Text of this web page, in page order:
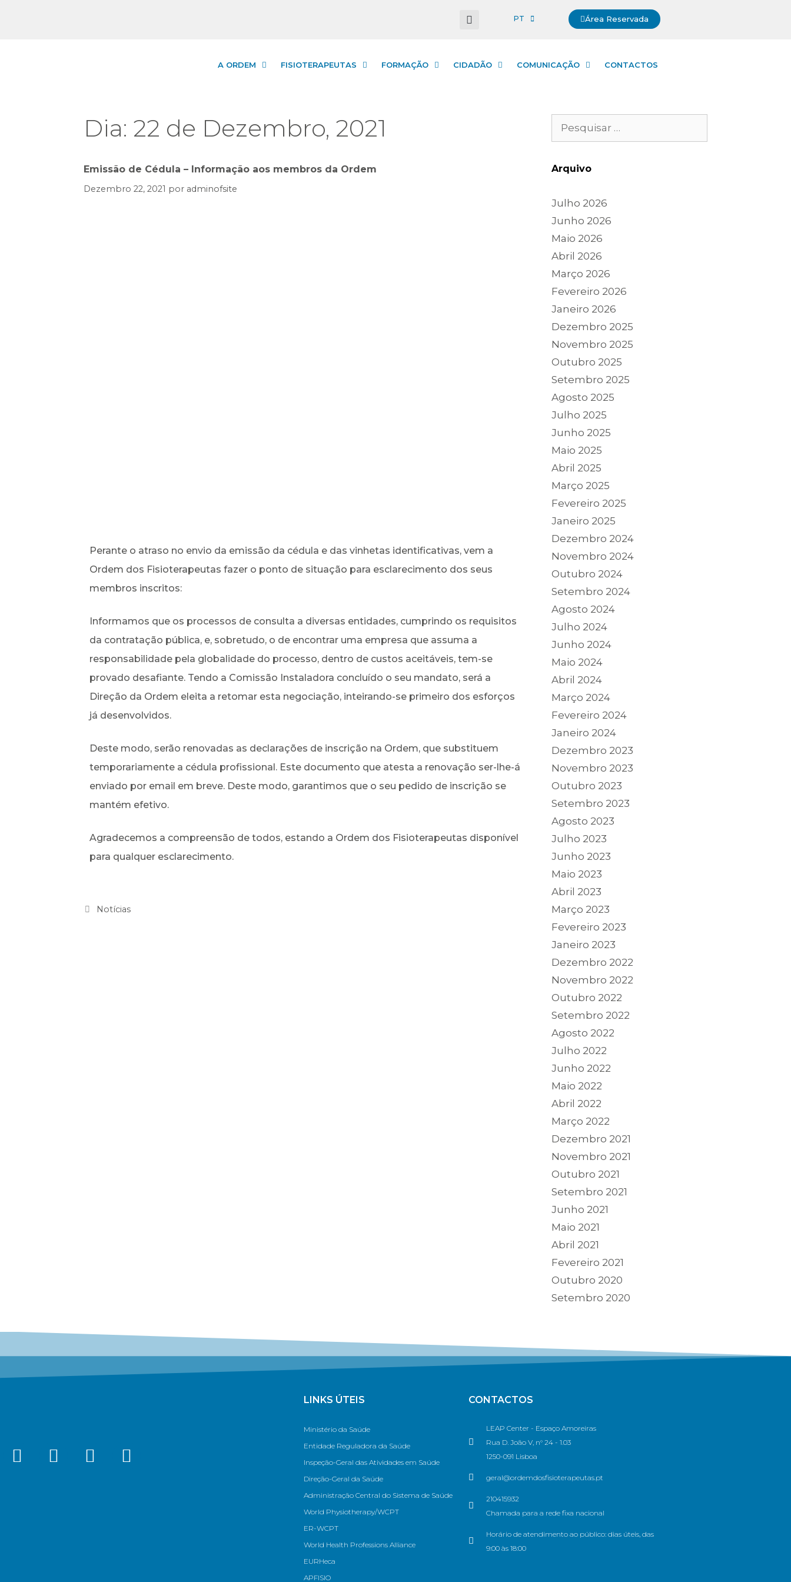
PT Área Reservada
A ORDEM FISIOTERAPEUTAS FORMAÇÃO CIDADÃO COMUNICAÇÃO CONTACTOS
Dia: 22 de Dezembro, 2021
Emissão de Cédula – Informação aos membros da Ordem
Dezembro 22, 2021 por adminofsite
Perante o atraso no envio da emissão da cédula e das vinhetas identificativas, vem a
Ordem dos Fisioterapeutas fazer o ponto de situação para esclarecimento dos seus
membros inscritos:
Informamos que os processos de consulta a diversas entidades, cumprindo os requisitos
da contratação pública, e, sobretudo, o de encontrar uma empresa que assuma a
responsabilidade pela globalidade do processo, dentro de custos aceitáveis, tem-se
provado desafiante. Tendo a Comissão Instaladora concluído o seu mandato, será a
Direção da Ordem eleita a retomar esta negociação, inteirando-se primeiro dos esforços
já desenvolvidos.
Deste modo, serão renovadas as declarações de inscrição na Ordem, que substituem
temporariamente a cédula profissional. Este documento que atesta a renovação ser-lhe-á
enviado por email em breve. Deste modo, garantimos que o seu pedido de inscrição se
mantém efetivo.
Agradecemos a compreensão de todos, estando a Ordem dos Fisioterapeutas disponível
para qualquer esclarecimento.
Notícias
Arquivo
Julho 2026
Junho 2026
Maio 2026
Abril 2026
Março 2026
Fevereiro 2026
Janeiro 2026
Dezembro 2025
Novembro 2025
Outubro 2025
Setembro 2025
Agosto 2025
Julho 2025
Junho 2025
Maio 2025
Abril 2025
Março 2025
Fevereiro 2025
Janeiro 2025
Dezembro 2024
Novembro 2024
Outubro 2024
Setembro 2024
Agosto 2024
Julho 2024
Junho 2024
Maio 2024
Abril 2024
Março 2024
Fevereiro 2024
Janeiro 2024
Dezembro 2023
Novembro 2023
Outubro 2023
Setembro 2023
Agosto 2023
Julho 2023
Junho 2023
Maio 2023
Abril 2023
Março 2023
Fevereiro 2023
Janeiro 2023
Dezembro 2022
Novembro 2022
Outubro 2022
Setembro 2022
Agosto 2022
Julho 2022
Junho 2022
Maio 2022
Abril 2022
Março 2022
Dezembro 2021
Novembro 2021
Outubro 2021
Setembro 2021
Junho 2021
Maio 2021
Abril 2021
Fevereiro 2021
Outubro 2020
Setembro 2020
LINKS ÚTEIS
Ministério da Saúde
Entidade Reguladora da Saúde
Inspeção-Geral das Atividades em Saúde
Direção-Geral da Saúde
Administração Central do Sistema de Saúde
World Physiotherapy/WCPT
ER-WCPT
World Health Professions Alliance
EURHeca
APFISIO
CONTACTOS
LEAP Center - Espaço Amoreiras
Rua D. João V, n° 24 - 1.03
1250-091 Lisboa
geral@ordemdosfisioterapeutas.pt
210415932
Chamada para a rede fixa nacional
Horário de atendimento ao público: dias úteis, das
9:00 às 18:00